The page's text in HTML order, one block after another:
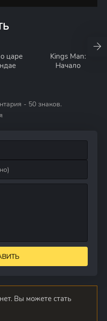
царе
Kings Man:
Начало
- 50 знаков.
Вы можете стать